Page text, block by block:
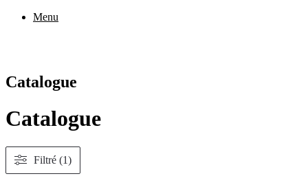
Aller
Menu
Catalogue
Catalogue
Filtré (1)